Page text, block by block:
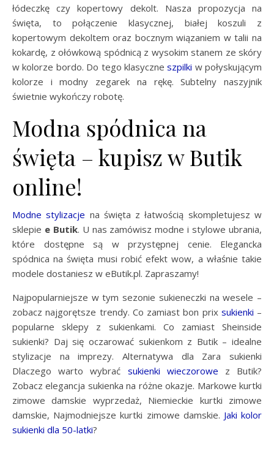
łódeczkę czy kopertowy dekolt. Nasza propozycja na
święta, to połączenie klasycznej, białej koszuli z
kopertowym dekoltem oraz bocznym wiązaniem w talii na
kokardę, z ołówkową spódnicą z wysokim stanem ze skóry
w kolorze bordo. Do tego klasyczneszpilki w połyskującym
kolorze i modny zegarek na rękę. Subtelny naszyjnik
świetnie wykończy robotę.
Modna spódnica na
święta – kupisz w Butik
online!
Modne stylizacje na święta z łatwością skompletujesz w
sklepie e Butik. U nas zamówisz modne i stylowe ubrania,
które dostępne są w przystępnej cenie. Elegancka
spódnica na święta musi robić efekt wow, a właśnie takie
modele dostaniesz w eButik.pl. Zapraszamy!
Najpopularniejsze w tym sezonie sukieneczki na wesele –
zobacz najgorętsze trendy. Co zamiast bon prix sukienki –
popularne sklepy z sukienkami. Co zamiast Sheinside
sukienki? Daj się oczarować sukienkom z Butik – idealne
stylizacje na imprezy. Alternatywa dla Zara sukienki
Dlaczego warto wybrać sukienki wieczorowe z Butik?
Zobacz elegancja sukienka na różne okazje. Markowe kurtki
zimowe damskie wyprzedaż, Niemieckie kurtki zimowe
damskie, Najmodniejsze kurtki zimowe damskie. Jaki kolor
sukienki dla 50-latki?